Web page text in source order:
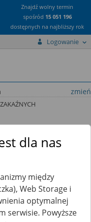
Znajdź wolny termin
spośród 15 051 196
dostępnych na najbliższy rok
Logowanie
zmień
recept przez
skorzystać z tej
dla nas
między
Web Storage i
optymalnej
serwisie. Powyższe